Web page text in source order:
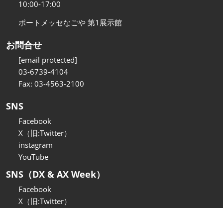
10:00-17:00
ポートメッセなごや 第1展示館
お問合せ
[email protected]
03-6739-4104
Fax: 03-4563-2100
SNS
Facebook
X（旧:Twitter）
instagram
YouTube
SNS（DX & AX Week）
Facebook
X（旧:Twitter）